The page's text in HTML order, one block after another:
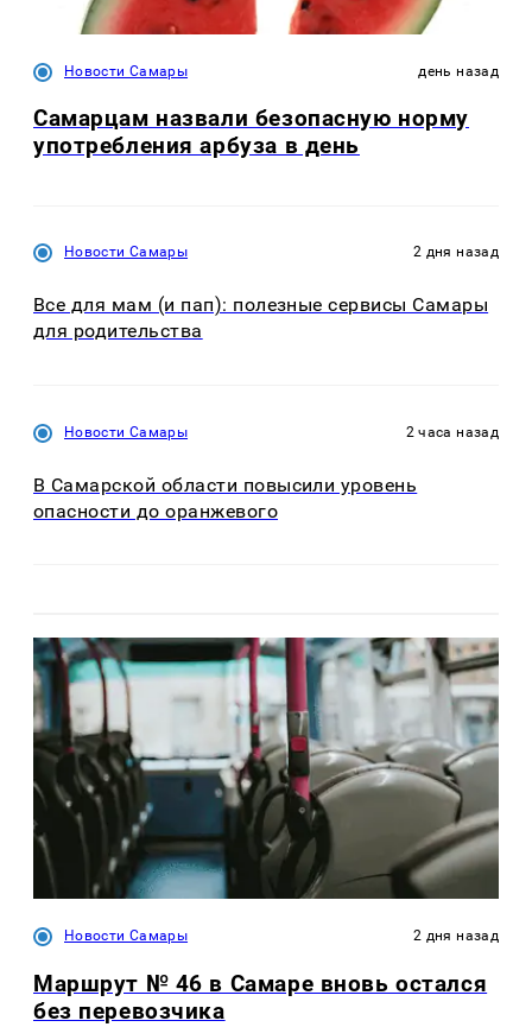
Новости Самары день назад
Самарцам назвали безопасную норму
употребления арбуза в день
Новости Самары 2 дня назад
Все для мам (и пап): полезные сервисы Самары
для родительства
Новости Самары 2 часа назад
В Самарской области повысили уровень
опасности до оранжевого
Новости Самары 2 дня назад
Маршрут № 46 в Самаре вновь остался
без перевозчика